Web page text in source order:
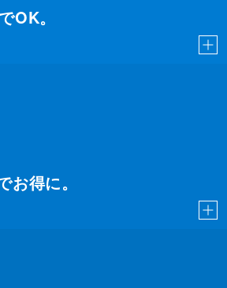
OK。
お得に。